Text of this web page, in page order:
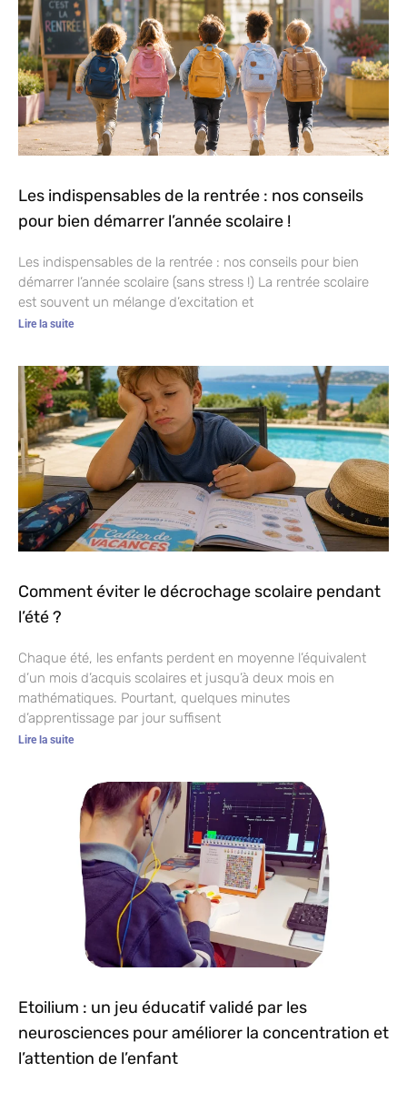
Les indispensables de la rentrée : nos conseils
pour bien démarrer l’année scolaire !
Les indispensables de la rentrée : nos conseils pour bien
démarrer l’année scolaire (sans stress !) La rentrée scolaire
est souvent un mélange d’excitation et
Lire la suite
Comment éviter le décrochage scolaire pendant
l’été ?
Chaque été, les enfants perdent en moyenne l’équivalent
d’un mois d’acquis scolaires et jusqu’à deux mois en
mathématiques. Pourtant, quelques minutes
d’apprentissage par jour suffisent
Lire la suite
Etoilium : un jeu éducatif validé par les
neurosciences pour améliorer la concentration et
l’attention de l’enfant